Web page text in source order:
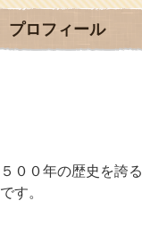
プロフィール
５００年の歴史を誇る
です。